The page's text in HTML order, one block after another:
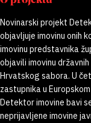
Novinarski projekt
objavljuje imovinu onih
imovinu predstavnika
objavili imovinu
Hrvatskog sabora. U
zastupnika u
Detektor imovine bavi
neprijavljene imovine